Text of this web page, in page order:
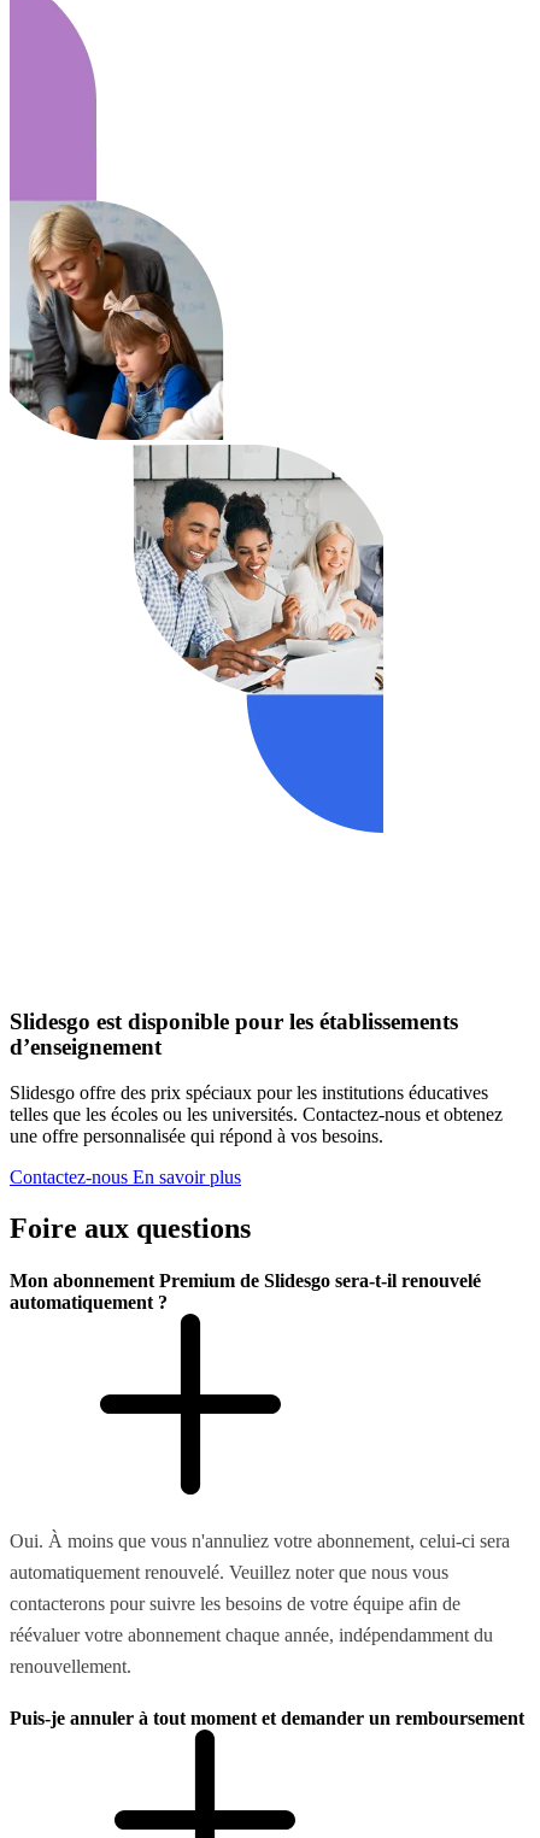
Slidesgo est disponible pour les établissements
d’enseignement
Slidesgo offre des prix spéciaux pour les institutions éducatives
telles que les écoles ou les universités. Contactez-nous et obtenez
une offre personnalisée qui répond à vos besoins.
Contactez-nous En savoir plus
Foire aux questions
Mon abonnement Premium de Slidesgo sera-t-il renouvelé
automatiquement ?
Oui. À moins que vous n'annuliez votre abonnement, celui-ci sera
automatiquement renouvelé. Veuillez noter que nous vous
contacterons pour suivre les besoins de votre équipe afin de
réévaluer votre abonnement chaque année, indépendamment du
renouvellement.
Puis-je annuler à tout moment et demander un remboursement